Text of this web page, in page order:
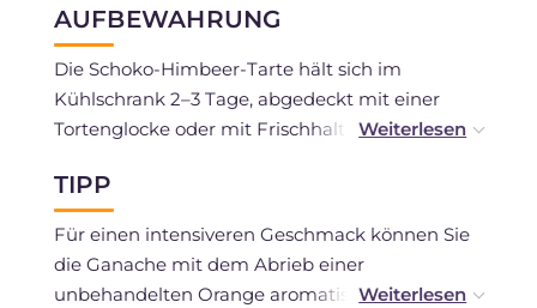
AUFBEWAHRUNG
Die Schoko-Himbeer-Tarte hält sich im
Kühlschrank 2–3 Tage, abgedeckt mit einer
Tortenglocke oder mit Frischhaltefolie. Vom
Himbeeren beim Auftauen an Textur verlieren
können.
TIPP
Für einen intensiveren Geschmack können Sie
die Ganache mit dem Abrieb einer
unbehandelten Orange aromatisieren oder